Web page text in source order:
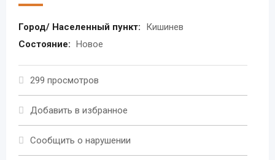
Город/ Населенный пункт:
Кишинев
Состояние: Новое
299 просмотров
Добавить в избранное
Сообщить о нарушении